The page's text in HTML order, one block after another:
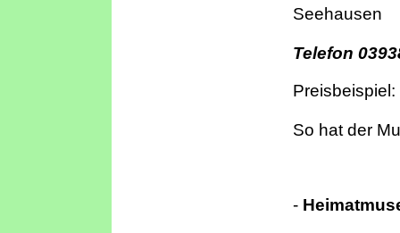
Seehausen
Telefon
So hat der
-